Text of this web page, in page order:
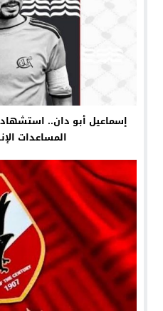
إسماعيل أبو دان..
المساعدات